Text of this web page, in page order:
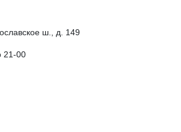
ш., д. 149
21-00